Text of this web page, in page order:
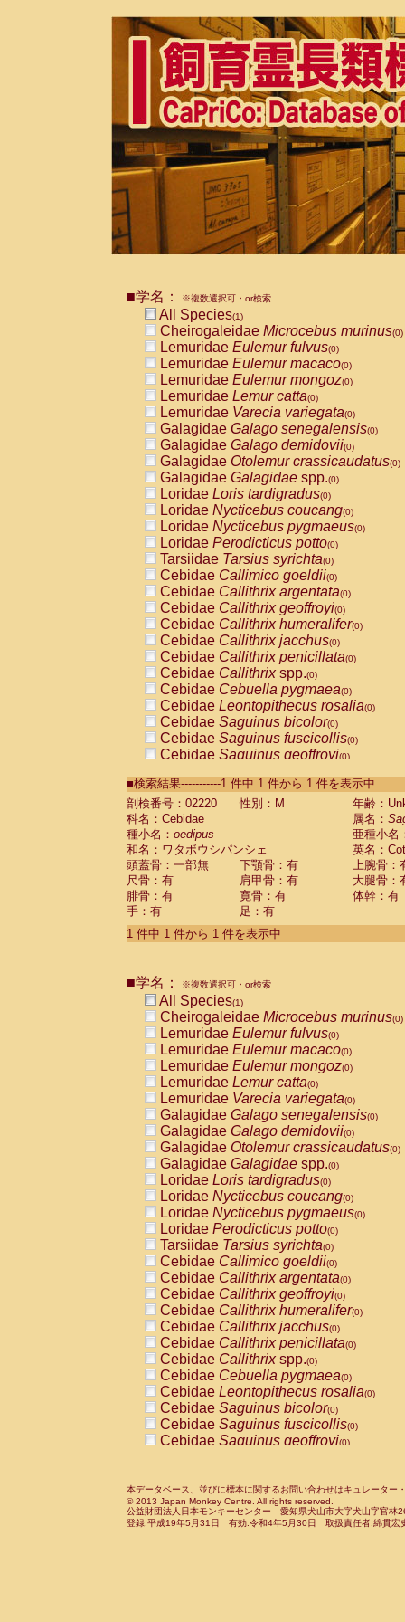
■学名： ※複数選択可・or検索
All Species(1)
Cheirogaleidae Microcebus murinus(0)
Lemuridae Eulemur fulvus(0)
Lemuridae Eulemur macaco(0)
Lemuridae Eulemur mongoz(0)
Lemuridae Lemur catta(0)
Lemuridae Varecia variegata(0)
Galagidae Galago senegalensis(0)
Galagidae Galago demidovii(0)
Galagidae Otolemur crassicaudatus(0)
Galagidae Galagidae spp.(0)
Loridae Loris tardigradus(0)
Loridae Nycticebus coucang(0)
Loridae Nycticebus pygmaeus(0)
Loridae Perodicticus potto(0)
Tarsiidae Tarsius syrichta(0)
Cebidae Callimico goeldii(0)
Cebidae Callithrix argentata(0)
Cebidae Callithrix geoffroyi(0)
Cebidae Callithrix humeralifer(0)
Cebidae Callithrix jacchus(0)
Cebidae Callithrix penicillata(0)
Cebidae Callithrixspp.(0)
Cebidae Cebuella pygmaea(0)
Cebidae Leontopithecus rosalia(0)
Cebidae Saguinus bicolor(0)
Cebidae Saguinus fuscicollis(0)
Cebidae Saguinus geoffroyi(0)
CebidaeSaguinus labiatus(0)
Cebidae Saguinus leucopus (0)
Cebidae
Cebidae
CebidaeSaguinus nigricollis (0)
Cebidae Saguinus oedipus
Cebidae Saguinus weddelli
Cebidae Saguinusspp.
Cebidae Aotus trivirgatus
Cebidae Cebus albifrons
CebidaeCebus nigrivittatus
CebidaeCebus
CebidaeSaimiri boliviensis(0)
CebidaeSaimiri sciureus(0)
AtelidaeAlouatta caraya(0)
AtelidaeAlouatta fusca(0)
AtelidaeAlouatta seniculus
AtelidaeAlouattaspp.(0)
AtelidaeAteles belzebuth(0)
AtelidaeAteles geoffroyi(0)
AtelidaeAteles paniscus(0)
AtelidaeAtelesspp.(0)
Atelidae Lagothrix lagothricha
AtelidaeLagothrix lagothricha cana
PitheciidaeCacajao calvus
PitheciidaeCallicebus cupreus
PitheciidaeCallicebus donacophilus
PitheciidaeCallicebus moloch
PitheciidaeCallicebus torquatus
PitheciidaeCallicebusspp.(0)
PitheciidaeChiropotes satanas(0)
PitheciidaePithecia monachus
PitheciidaePithecia pithecia(0)
CercopithecidaeCercocebus agilis
CercopithecidaeCercocebus
CercopithecidaeCercocebus
CercopithecidaeCercocebus
CercopithecidaeCercocebus
CercopithecidaeCercocebushybrid
CercopithecidaePapio anubis(0)
CercopithecidaePapio cynocephalus
CercopithecidaePapio hamadryas(0)
■検索結果-----------1 件中 1 件から 1 件を表示中
剖検番号：02220
性別：M
年齢：
科名：Cebidae
属名：
種小名： oedipus
亜種小名
和名：ワタボウシパンシェ
英名：
頭蓋骨：一部無
下顎骨：有
上腕骨：
尺骨：有
肩甲骨：有
大腿骨：
腓骨：有
寛骨：有
体幹：有
手：有
足：有
1 件中 1 件から 1 件を表示中
■学名： ※複数選択可・or検索
All Species(1)
Cheirogaleidae Microcebus murinus(0)
Lemuridae Eulemur fulvus(0)
Lemuridae Eulemur macaco(0)
Lemuridae Eulemur mongoz(0)
Lemuridae Lemur catta(0)
Lemuridae Varecia variegata(0)
Galagidae Galago senegalensis(0)
Galagidae Galago demidovii(0)
Galagidae Otolemur crassicaudatus(0)
Galagidae Galagidae spp.(0)
Loridae Loris tardigradus(0)
Loridae Nycticebus coucang(0)
Loridae Nycticebus pygmaeus(0)
Loridae Perodicticus potto(0)
Tarsiidae Tarsius syrichta(0)
Cebidae Callimico goeldii(0)
Cebidae Callithrix argentata(0)
Cebidae Callithrix geoffroyi(0)
Cebidae Callithrix humeralifer(0)
Cebidae Callithrix jacchus(0)
Cebidae Callithrix penicillata(0)
Cebidae Callithrixspp.(0)
Cebidae Cebuella pygmaea(0)
Cebidae Leontopithecus rosalia(0)
Cebidae Saguinus bicolor(0)
Cebidae Saguinus fuscicollis(0)
Cebidae Saguinus geoffroyi(0)
CebidaeSaguinus leucopus(0)
CebidaeSaguinus midas(0)
Cebidae Saguinus mystax(0)
本データベース、並びに標本に関するお問い合わせはキュレータ
© 2013 Japan Monkey Centre. All rights reserved.
公益財団法人日本モンキーセンター 愛知県犬山市大字犬山字官
登録:平成19年5月31日 有効:令和4年5月30日 取扱責任者:綿貫宏